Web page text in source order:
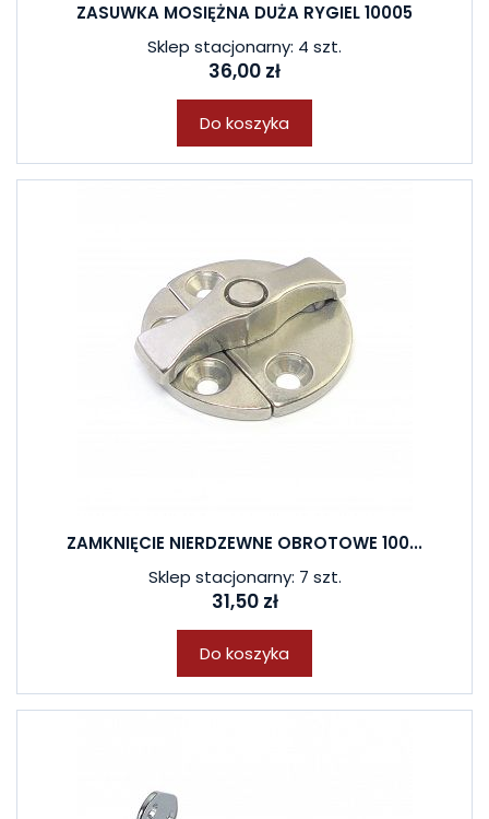
ZASUWKA MOSIĘŻNA DUŻA RYGIEL 10005
Sklep stacjonarny: 4 szt.
36,00 zł
Do koszyka
ZAMKNIĘCIE NIERDZEWNE OBROTOWE 100...
Sklep stacjonarny: 7 szt.
31,50 zł
Do koszyka